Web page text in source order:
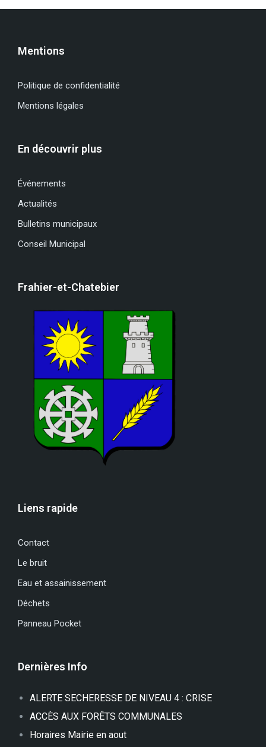
Mentions
Politique de confidentialité
Mentions légales
En découvrir plus
Événements
Actualités
Bulletins municipaux
Conseil Municipal
Frahier-et-Chatebier
Liens rapide
Contact
Le bruit
Eau et assainissement
Déchets
Panneau Pocket
Dernières Info
ALERTE SECHERESSE DE NIVEAU 4 : CRISE
ACCÈS AUX FORÊTS COMMUNALES
Horaires Mairie en aout